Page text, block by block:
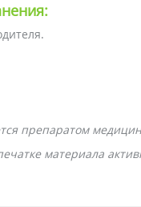
препаратом
материала